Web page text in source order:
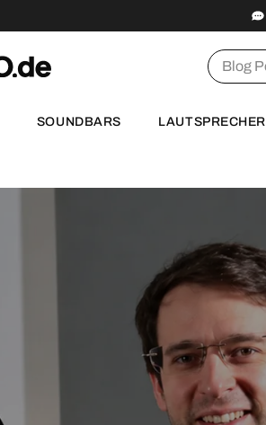
Suchen
SOUNDBARS LAUTSPRECHER